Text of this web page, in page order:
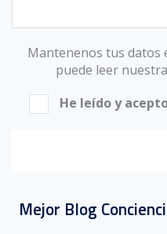
Mantenenos tus datos
puede leer nuestra
He leído y
Mejor Blog